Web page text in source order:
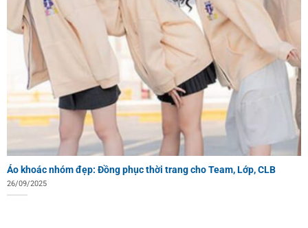
Áo khoác nhóm đẹp: Đồng phục thời trang cho Team, Lớp, CLB
26/09/2025